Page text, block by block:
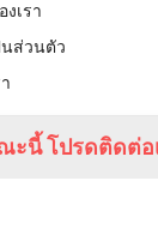
เรา
นส่วนตัว
นี้ โปรดติดต่อ